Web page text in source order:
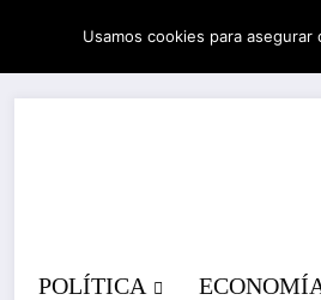
contenido
06/08/2026
POLÍTICA
Usamos cookies para